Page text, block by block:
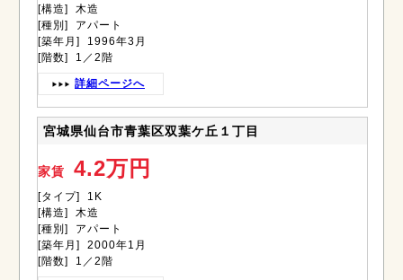
[構造] 木造
[種別] アパート
[築年月] 1996年3月
[階数] 1／2階
詳細ページへ
宮城県仙台市青葉区双葉ケ丘１丁目
家賃 4.2万円
[タイプ] 1K
[構造] 木造
[種別] アパート
[築年月] 2000年1月
[階数] 1／2階